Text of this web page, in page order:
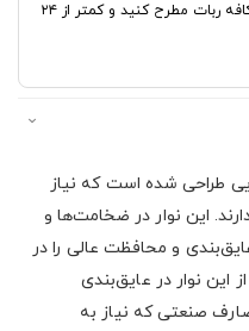
سوالات فنی خود را در انجمن کافه ربات مطرح کنید و کمتر از ۲۴
طراحی شده است که نیاز
این نوار در ضخامت‌ها و
و محافظت عالی را در
این نوار در عایق‌بندی
صنعتی که نیاز به